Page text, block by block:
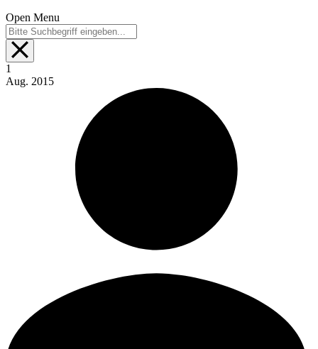
Open Menu
1
Aug. 2015